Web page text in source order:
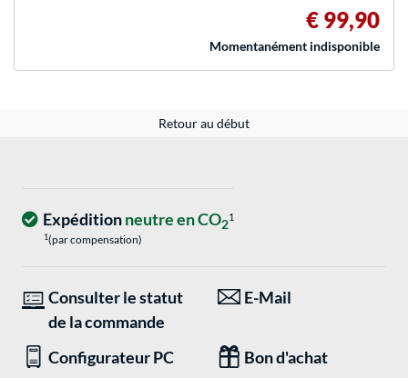
€ 99,90
Momentanément indisponible
Retour au début
Expéditionneutre en CO21
1(par compensation)
Consulter le statut
de la commande
E-Mail
Configurateur PC Bon d'achat